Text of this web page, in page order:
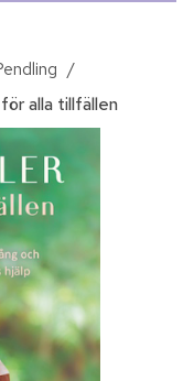
/
alla tillfällen